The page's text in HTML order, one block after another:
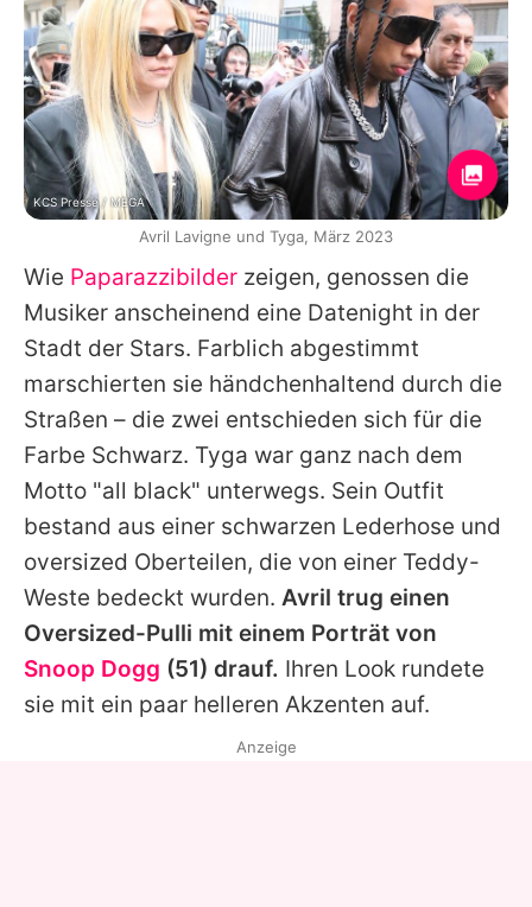
Wie Paparazzibilder zeigen, genossen die
Musiker anscheinend eine Datenight in der
Stadt der Stars. Farblich abgestimmt
marschierten sie händchenhaltend durch die
Straßen – die zwei entschieden sich für die
Farbe Schwarz. Tyga war ganz nach dem
Motto "all black" unterwegs. Sein Outfit
bestand aus einer schwarzen Lederhose und
oversized Oberteilen, die von einer Teddy-
Weste bedeckt wurden. Avril trug einen
Oversized-Pulli mit einem Porträt von
Snoop Dogg (51) drauf. Ihren Look rundete
sie mit ein paar helleren Akzenten auf.
KCS Presse / MEGA
Avril Lavigne und Tyga, März 2023
Anzeige